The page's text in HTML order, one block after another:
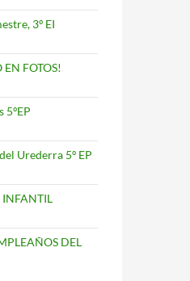
3º EI
FOTOS!
5ºEP
Urederra 5º EP
INFANTIL
DEL